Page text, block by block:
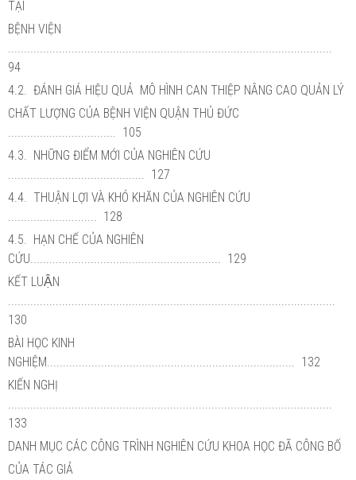
TẠI
BỆNH VIỆN
94
4.2. ĐÁNH GIÁ HIỆU QUẢ MÔ HÌNH CAN THIỆP NÂNG CAO QUẢN LÝ
CHẤT LƯỢNG CỦA BỆNH VIỆN QUẬN THỦ ĐỨC
.................................. 105
4.3. NHỮNG ĐIỂM MỚI CỦA NGHIÊN CỨU
........................................... 127
4.4. THUẬN LỢI VÀ KHÓ KHĂN CỦA NGHIÊN CỨU
............................ 128
4.5. HẠN CHẾ CỦA NGHIÊN
CỨU............................................................ 129
KẾT LUẬN
130
BÀI HỌC KINH
NGHIỆM.............................................................................. 132
KIẾN NGHỊ
133
DANH MỤC CÁC CÔNG TRÌNH NGHIÊN CỨU KHOA HỌC ĐÃ CÔNG BỐ
CỦA TÁC GIẢ